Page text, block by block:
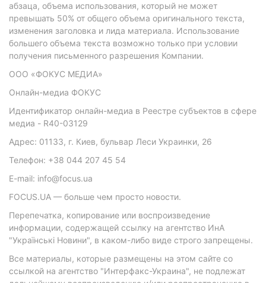
абзаца, объема использования, который не может
превышать 50% от общего объема оригинального текста,
изменения заголовка и лида материала. Использование
большего объема текста возможно только при условии
получения письменного разрешения Компании.
ООО «ФОКУС МЕДИА»
Онлайн-медиа ФОКУС
Идентификатор онлайн-медиа в Реестре субъектов в сфере
медиа - R40-03129
Адрес: 01133, г. Киев, бульвар Леси Украинки, 26
Телефон: +38 044 207 45 54
E-mail: info@focus.ua
FOCUS.UA — больше чем просто новости.
Перепечатка, копирование или воспроизведение
информации, содержащей ссылку на агентство ИнА
"Українські Новини", в каком-либо виде строго запрещены.
Все материалы, которые размещены на этом сайте со
ссылкой на агентство "Интерфакс-Украина", не подлежат